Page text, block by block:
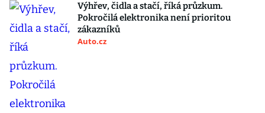
Výhřev, čidla a stačí, říká průzkum.
Pokročilá elektronika není prioritou
zákazníků
Auto.cz